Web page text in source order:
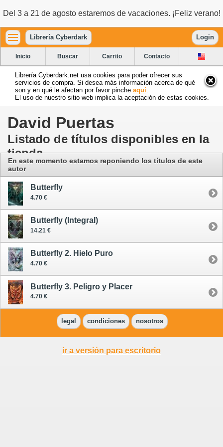
Del 3 a 21 de agosto estaremos de vacaciones. ¡Feliz verano!
Librería Cyberdark Login
Inicio Buscar Carrito Contacto
Librería Cyberdark.net usa cookies para poder ofrecer sus
servicios de compra. Si desea más información acerca de qué
son y en qué le afectan por favor pinche aquí
El uso de nuestro sitio web implica la aceptación de estas cookies.
David Puertas
Listado de títulos disponibles en la
tienda
En este momento estamos reponiendo los títulos de este
autor
Butterfly
4.70 €
Butterfly (Integral)
14.21 €
Butterfly 2. Hielo Puro
4.70 €
Butterfly 3. Peligro y Placer
4.70 €
legal condiciones nosotros
ir a versión para escritorio